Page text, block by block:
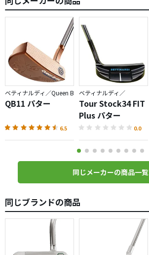
ベティナルディ／Queen B
QB11 パター
6.5
ベティナルディ／
Tour Stock34 FIT
Plus パター
0.0
同じメーカーの商品一覧
同じブランドの商品